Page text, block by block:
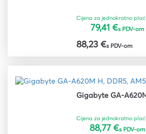
Cijena za jednokratno
79,41 €s PDV-om
88,23 €s PDV-om
Gigabyte GA-
Cijena za jednokratno
88,77 €s PDV-om